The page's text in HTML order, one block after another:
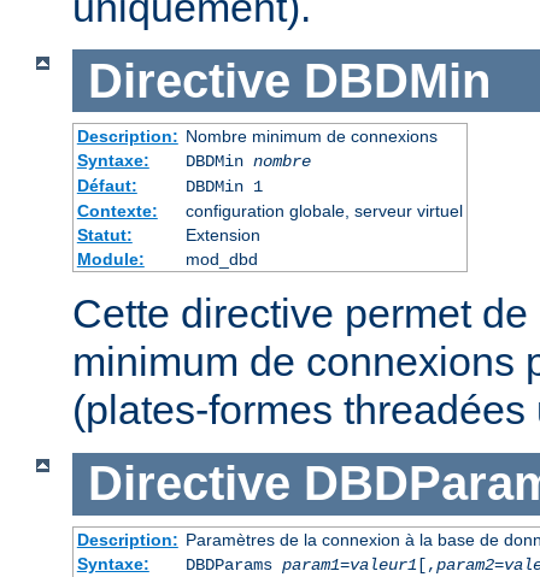
Directive DBDMin
Description: Nombre minimum de connexions
Syntaxe:
DBDMin nombre
Défaut:
DBDMin 1
Contexte:
configuration globale, serveur virtuel
Statut:
Extension
Module:
mod_dbd
Cette directive permet
minimum de connexions
(plates-formes
Directive
Description: Paramètres de la connexion à la base de
Syntaxe:
DBDParams param1=valeur1[,param2=